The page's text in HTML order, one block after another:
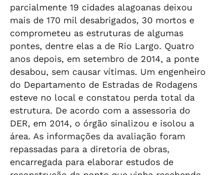
parcialmente 19 cidades alagoanas deixou
mais de 170 mil desabrigados, 30 mortos e
comprometeu as estruturas de algumas
pontes, dentre elas a de Rio Largo. Quatro
anos depois, em setembro de 2014, a ponte
desabou, sem causar vítimas. Um engenheiro
do Departamento de Estradas de Rodagens
esteve no local e constatou perda total da
estrutura. De acordo com a assessoria do
DER, em 2014, o órgão sinalizou e isolou a
área. As informações da avaliação foram
repassadas para a diretoria de obras,
encarregada para elaborar estudos de